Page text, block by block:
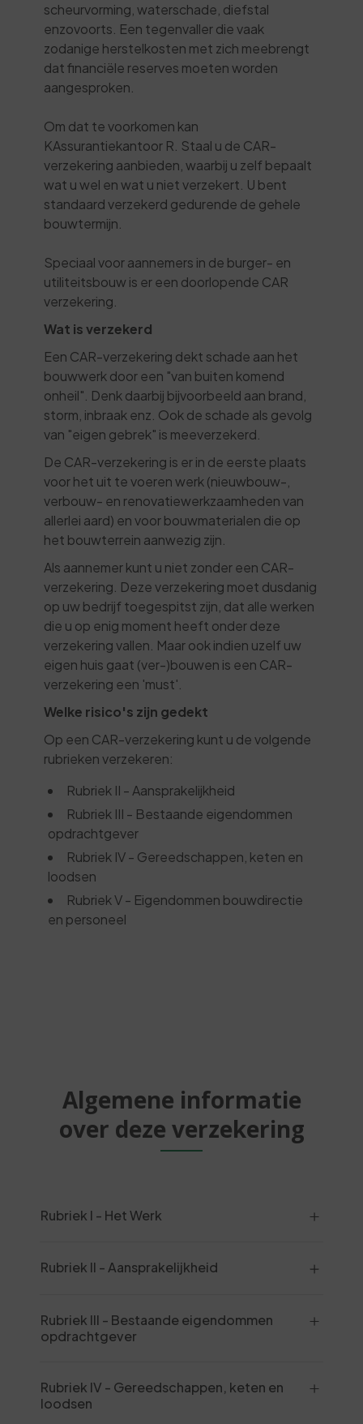
scheurvorming, waterschade, diefstal
enzovoorts. Een tegenvaller die vaak
zodanige herstelkosten met zich meebrengt
dat financiële reserves moeten worden
aangesproken.
Om dat te voorkomen kan
KAssurantiekantoor R. Staal u de CAR-
verzekering aanbieden, waarbij u zelf bepaalt
wat u wel en wat u niet verzekert. U bent
standaard verzekerd gedurende de gehele
bouwtermijn.
Speciaal voor aannemers in de burger- en
utiliteitsbouw is er een doorlopende CAR
verzekering.
Wat is verzekerd
Een CAR-verzekering dekt schade aan het
bouwwerk door een "van buiten komend
onheil". Denk daarbij bijvoorbeeld aan brand,
storm, inbraak enz. Ook de schade als gevolg
van "eigen gebrek" is meeverzekerd.
De CAR-verzekering is er in de eerste plaats
voor het uit te voeren werk (nieuwbouw-,
verbouw- en renovatiewerkzaamheden van
allerlei aard) en voor bouwmaterialen die op
het bouwterrein aanwezig zijn.
Als aannemer kunt u niet zonder een CAR-
verzekering. Deze verzekering moet dusdanig
op uw bedrijf toegespitst zijn, dat alle werken
die u op enig moment heeft onder deze
verzekering vallen. Maar ook indien uzelf uw
eigen huis gaat (ver-)bouwen is een CAR-
verzekering een 'must'.
Welke risico's zijn gedekt
Op een CAR-verzekering kunt u de volgende
rubrieken verzekeren:
Rubriek II - Aansprakelijkheid
Rubriek III - Bestaande eigendommen
opdrachtgever
Rubriek IV - Gereedschappen, keten en
loodsen
Rubriek V - Eigendommen bouwdirectie
en personeel
Algemene informatie
over deze verzekering
Rubriek I - Het Werk
Rubriek II - Aansprakelijkheid
Rubriek III - Bestaande eigendommen
opdrachtgever
Rubriek IV - Gereedschappen, keten en
loodsen